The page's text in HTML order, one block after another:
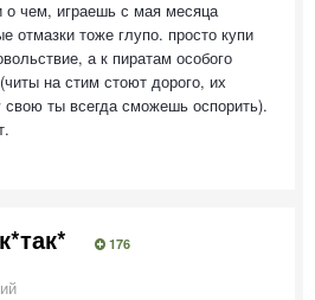
о чем, играешь с мая месяца
отмазки тоже глупо. просто купи
а к пиратам особого
на стим стоют дорого, их
ты всегда сможешь оспорить).
176